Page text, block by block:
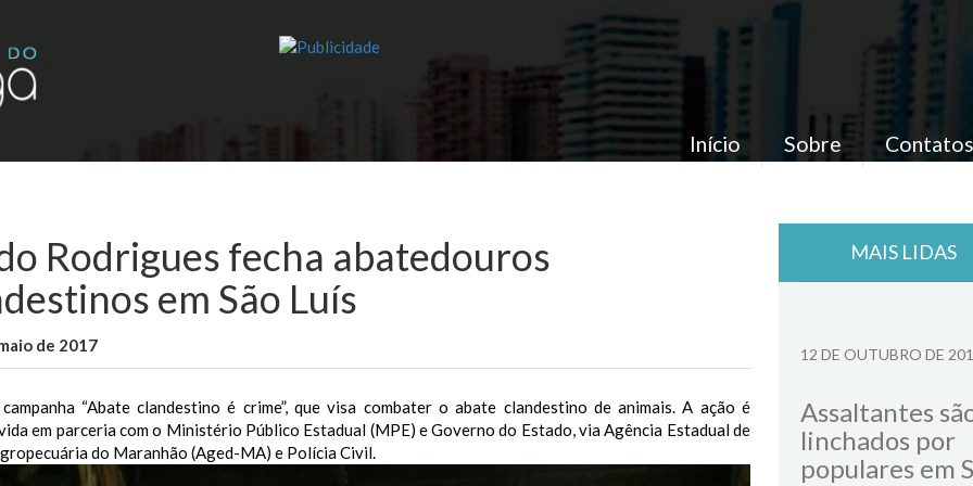
Início Sobre Contatos
Rodrigues fecha abatedouros
em São Luís
de 2017
“Abate clandestino é crime”, que visa combater o abate clandestino de animais. A ação é
em parceria com o Ministério Público Estadual (MPE) e Governo do Estado, via Agência Estadual de
do Maranhão (Aged-MA) e Polícia Civil.
MAIS LIDAS
12 DE OUTUBRO DE
Assaltantes
linchados por
populares em